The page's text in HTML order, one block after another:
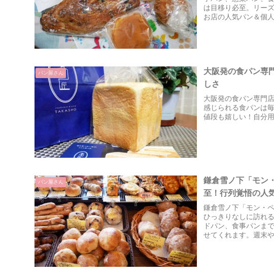
は目移り必至。リー
お店の人気パン＆個
パン屋さん
大阪発の食パン専
しさ
大阪発の食パン専門
感じられる食パンは
値段も嬉しい！自分
パン屋さん
鎌倉雪ノ下「モン
至！行列覚悟の人
鎌倉雪ノ下「モン・
ひっきりなしに訪れ
ドパン、食事パンま
せてくれます。週末